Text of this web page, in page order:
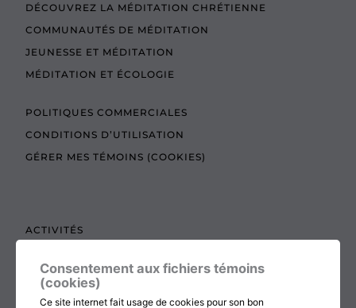
DÉCOUVREZ LA MÉDITATION CHRÉTIENNE
COMMUNAUTÉS DE MÉDITATION
JEUNESSE ET MÉDITATION
MÉDITATION ET ÉCOLOGIE
POLITIQUES COMMERCIALES
CONDITIONS D’UTILISATION
GÉRER MES TÉMOINS (COOKIES)
ACTIVITÉS
ADMINISTRATION
BOUTIQUE
Consentement aux fichiers témoins
(cookies)
Ce site internet fait usage de cookies pour son bon